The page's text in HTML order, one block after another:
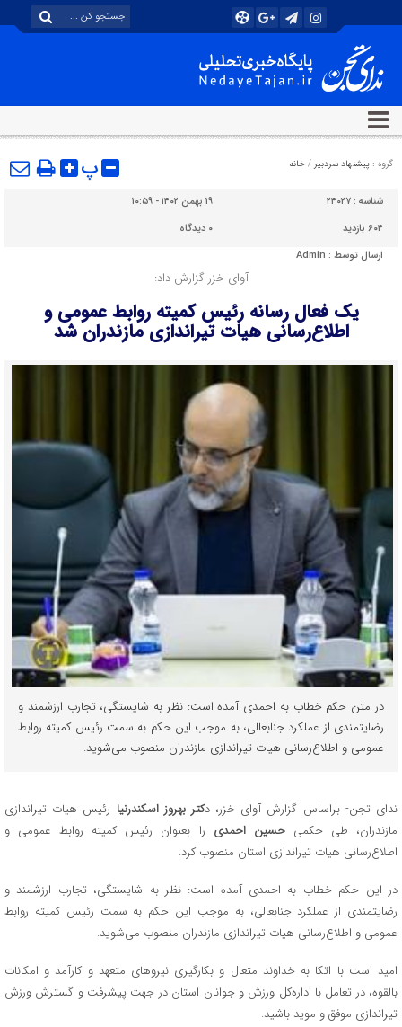
گروه : پیشنهاد سردبیر / خانه پ
شناسه : ۲۴۰۲۷
۱۹ بهمن ۱۴۰۲ - ۱۰:۵۹
۶۰۴ بازدید
۰ دیدگاه
ارسال توسط : Admin
آوای خزر گزارش داد:
یک فعال رسانه رئیس کمیته روابط عمومی و
اطلاع‌رسانی هیات تیراندازی مازندران شد
در متن حکم خطاب به احمدی آمده است: نظر به شایستگی، تجارب ارزشمند و
رضایتمندی از عملکرد جنابعالی، به موجب این حکم به سمت رئیس کمیته روابط
عمومی و اطلاع‌رسانی هیات تیراندازی مازندران منصوب می‌شوید.
ندای تجن- براساس گزارش آوای خزر، دکتر بهروز اسکندرنیا رئیس هیات تیراندازی
مازندران، طی حکمیحسین احمدی را بعنوان رئیس کمیته روابط عمومی و
اطلاع‌رسانی هیات تیراندازی استان منصوب کرد.
در این حکم خطاب به احمدی آمده است: نظر به شایستگی، تجارب ارزشمند و
رضایتمندی از عملکرد جنابعالی، به موجب این حکم به سمت رئیس کمیته روابط
عمومی و اطلاع‌رسانی هیات تیراندازی مازندران منصوب می‌شوید.
امید است با اتکا به خداوند متعال و بکارگیری نیرو‌های متعهد و کارآمد و امکانات
بالقوه، در تعامل با اداره‌کل ورزش و جوانان استان در جهت پیشرفت و گسترش ورزش
تیراندازی موفق و موید باشید.